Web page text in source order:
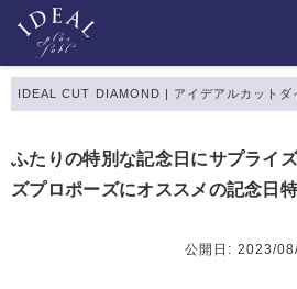
IDEAL CUT DIAMOND | アイデアルカットダ
ふたりの特別な記念日にサプライ
ズプロポーズにオススメの記念日
公開日: 2023/